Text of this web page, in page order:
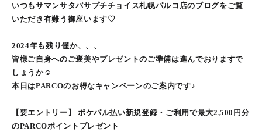
いつもサマンサタバサプチチョイス札幌パルコ店のブログをご覧
いただき有難う御座います♡
2024年も残り僅か、、、
皆様ご自身へのご褒美やプレゼントのご準備は進んでおりますで
しょうか☺︎
本日はPARCOのお得なキャンペーンのご案内です♪
【要エントリー】 ポケパル払い新規登録・ご利用で最大2,500円分
のPARCOポイントプレゼント